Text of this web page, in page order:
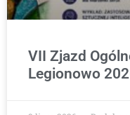
VII Zjazd
Legionowo